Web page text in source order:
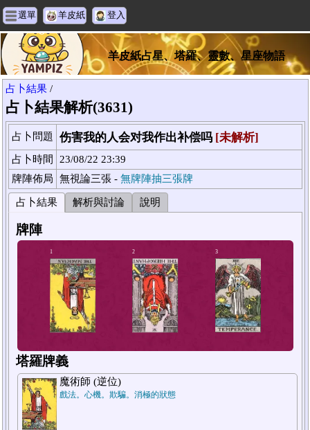
選單 羊皮紙 登入
羊皮紙占星、塔羅、靈數、星座物語
占卜結果 /
占卜結果解析(3631)
占卜問題 伤害我的人会对我作出补偿吗 [未解析]
占卜時間
23/08/22 23:39
牌陣佈局
無視論三張 - 無牌陣抽三張牌
占卜結果 解析與討論 說明
牌陣
塔羅牌義
魔術師 (逆位)
戲法。心機。欺騙。消極的狀態